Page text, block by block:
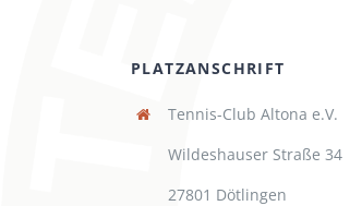
PLATZANSCHRIFT
Tennis-Club Altona e.V.
Wildeshauser Straße 34
27801 Dötlingen